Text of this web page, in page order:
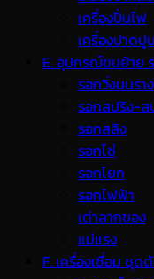
เครื่องปั่นไฟ
เครื่องปาดปูน
E. อุปกรณ์ขนย้าย
รอกวิ่งบนราง
รอกสปริง-ส
รอกสลิง
รอกโซ่
รอกโยก
รอกไฟฟ้า
เต่าลากของ
แม่แรง
F. เครื่องเชื่อม ชุ